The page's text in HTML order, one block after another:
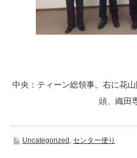
中央：ティーン総領事。右に花
頭、織田
Uncategorized センター便り